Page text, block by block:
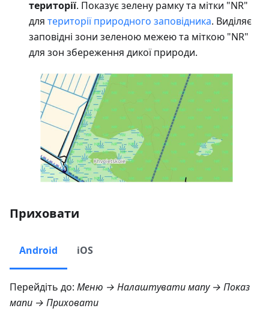
території. Показує зелену рамку та мітки "NR"
для території природного заповідника. Виділяє
заповідні зони зеленою межею та міткою "NR"
для зон збереження дикої природи.
Приховати
Android iOS
Перейдіть до: Меню → Налаштувати мапу → Показ
мапи → Приховати